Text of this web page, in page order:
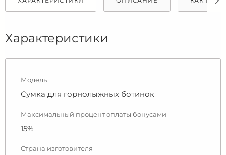
Характеристики
Модель
Сумка для горнолыжных ботинок
Максимальный процент оплаты бонусами
15%
Страна изготовителя